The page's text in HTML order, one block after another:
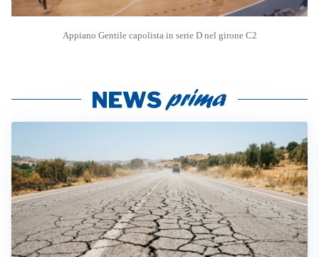
Appiano Gentile capolista in serie D nel girone C2